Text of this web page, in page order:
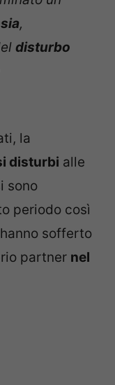
,
disturbo
la
disturbi alle
sono
periodo così
sofferto
partner nel